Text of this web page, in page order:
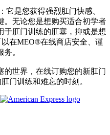
它是您获得强烈肛门快感、
。无论您是想购买适合初学者
于肛门训练的肛塞，抑或是想
在MEO®在线商店安全、谨
。
世界，在线订购您的新肛门
门训练和难忘的时刻。